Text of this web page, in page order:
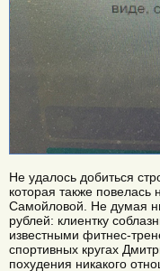
Не удалось добиться
которая также
Самойловой. Не думая
рублей: клиентку
известными фитнес-
спортивных кругах
похудения никакого